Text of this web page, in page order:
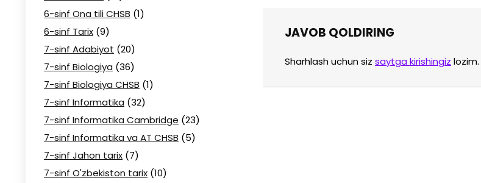
JAVOB QOLDIRING
Sharhlash uchun siz saytga kirishingiz lozim.
6-sinf Ona tili CHSB (1)
6-sinf Tarix (9)
7-sinf Adabiyot (20)
7-sinf Biologiya (36)
7-sinf Biologiya CHSB (1)
7-sinf Informatika (32)
7-sinf Informatika Cambridge (23)
7-sinf Informatika va AT CHSB (5)
7-sinf Jahon tarix (7)
7-sinf O'zbekiston tarix (10)